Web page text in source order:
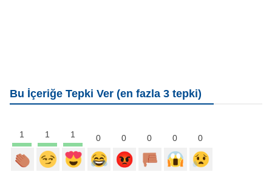
Bu İçeriğe Tepki Ver (en fazla 3 tepki)
1 1 1 0 0 0 0 0